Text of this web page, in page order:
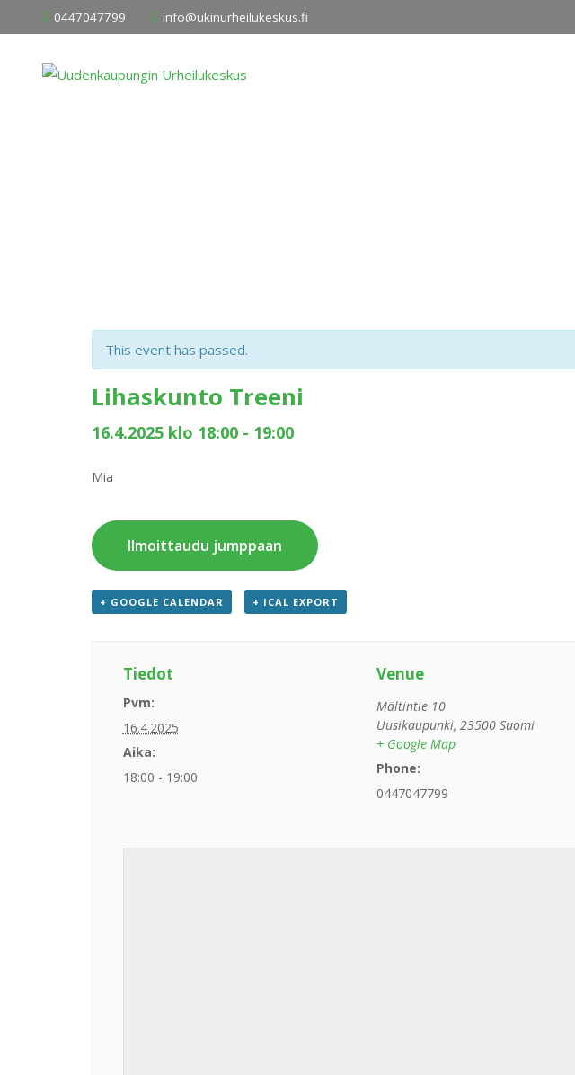
to
0447047799 info@ukinurheilukeskus.fi
This event has passed.
Lihaskunto Treeni
16.4.2025 klo 18:00 - 19:00
Mia
Ilmoittaudu jumppaan
+ GOOGLE CALENDAR + ICAL EXPORT
Tiedot
Pvm:
16.4.2025
Aika:
18:00 - 19:00
Venue
Mältintie 10
Uusikaupunki, 23500 Suomi
+ Google Map
Phone:
0447047799